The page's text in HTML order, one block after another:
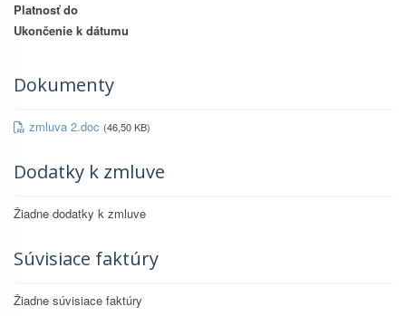
Platnosť do
Ukončenie k dátumu
Dokumenty
zmluva 2.doc (46,50 KB)
Dodatky k zmluve
Žiadne dodatky k zmluve
Súvisiace faktúry
Žiadne súvisiace faktúry